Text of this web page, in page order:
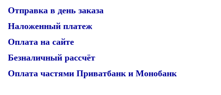
Отправка в день заказа
Наложенный платеж
Оплата на сайте
Безналичный рассчёт
Оплата частями Приватбанк и Монобанк